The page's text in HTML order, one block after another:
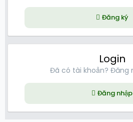
Đăng ký
Login
Đã có tài khoản? Đăng
Đăng nhập